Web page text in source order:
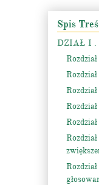
Spis
DZIAŁ I .